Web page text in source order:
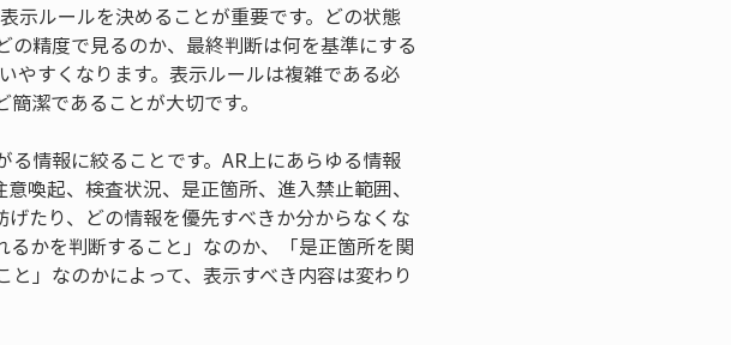
示ルールを決めることが重要です。どの状態
精度で見るのか、最終判断は何を基準にする
やすくなります。表示ルールは複雑である必
潔であることが大切です。
情報に絞ることです。AR上にあらゆる情報
喚起、検査状況、是正箇所、進入禁止範囲、
たり、どの情報を優先すべきか分からなくな
かを判断すること」なのか、「是正箇所を関
」なのかによって、表示すべき内容は変わり